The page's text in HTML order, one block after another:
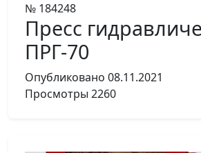
№ 184248
Пресс
ПРГ-70
Опубликовано 08.11.2021
Просмотры 2260